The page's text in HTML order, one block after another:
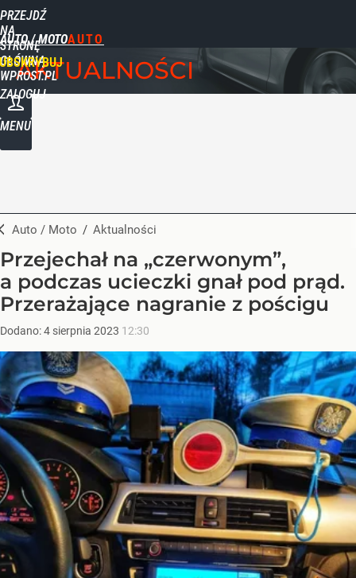
PRZEJDŹ
NA
STRONĘ
GŁÓWNĄ
WPROST.PL
AUTO / MOTO
ZALOGUJ
MENU
AKTUALNOŚCI
Auto / Moto / Aktualności
Przejechał na „czerwonym”,
a podczas ucieczki gnał pod prąd.
Przerażające nagranie z pościgu
Dodano:4 sierpnia 2023 12:30